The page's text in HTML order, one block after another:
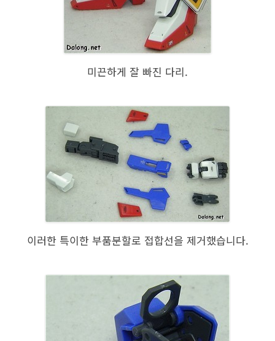
미끈하게 잘 빠진 다리.
이러한 특이한 부품분할로 접합선을 제거했습니다.